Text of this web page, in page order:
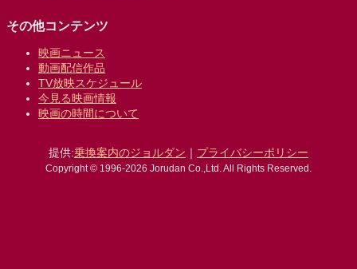
その他コンテンツ
映画ニュース
動画配信作品
TV放映スケジュール
今見る映画情報
映画の時間について
提供:乗換案内のジョルダン ｜ プライバシーポリシー
Copyright © 1996-2026 Jorudan Co.,Ltd. All Rights Reserved.